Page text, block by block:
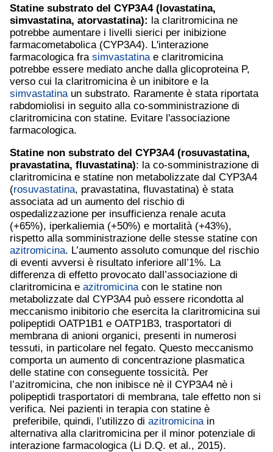
Statine substrato del CYP3A4 (lovastatina,
simvastatina, atorvastatina): la claritromicina ne
potrebbe aumentare i livelli sierici per inibizione
farmacometabolica (CYP3A4). L'interazione
farmacologica fra simvastatina e claritromicina
potrebbe essere mediato anche dalla glicoproteina P,
verso cui la claritromicina è un inibitore e la
simvastatina un substrato. Raramente è stata riportata
rabdomiolisi in seguito alla co-somministrazione di
claritromicina con statine. Evitare l'associazione
farmacologica.
Statine non substrato del CYP3A4 (rosuvastatina,
pravastatina, fluvastatina): la co-somministrazione di
claritromicina e statine non metabolizzate dal CYP3A4
(rosuvastatina, pravastatina, fluvastatina) è stata
associata ad un aumento del rischio di
ospedalizzazione per insufficienza renale acuta
(+65%), iperkaliemia (+50%) e mortalità (+43%),
rispetto alla somministrazione delle stesse statine con
azitromicina. L’aumento assoluto comunque del rischio
di eventi avversi è risultato inferiore all’1%. La
differenza di effetto provocato dall’associazione di
claritromicina e azitromicina con le statine non
metabolizzate dal CYP3A4 può essere ricondotta al
meccanismo inibitorio che esercita la claritromicina sui
polipeptidi OATP1B1 e OATP1B3, trasportatori di
membrana di anioni organici, presenti in numerosi
tessuti, in particolare nel fegato. Questo meccanismo
comporta un aumento di concentrazione plasmatica
delle statine con conseguente tossicità. Per
l’azitromicina, che non inibisce nè il CYP3A4 nè i
polipeptidi trasportatori di membrana, tale effetto non si
verifica. Nei pazienti in terapia con statine è
preferibile, quindi, l’utilizzo di azitromicina in
alternativa alla claritromicina per il minor potenziale di
interazione farmacologica (Li D.Q. et al., 2015).